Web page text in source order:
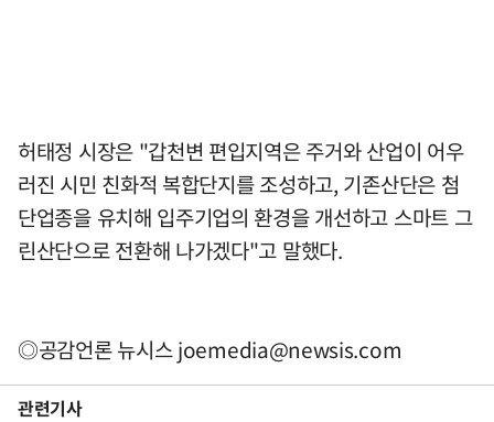
허태정 시장은 "갑천변 편입지역은 주거와 산업이 어우
러진 시민 친화적 복합단지를 조성하고, 기존산단은 첨
단업종을 유치해 입주기업의 환경을 개선하고 스마트 그
린산단으로 전환해 나가겠다"고 말했다.
◎공감언론 뉴시스joemedia@newsis.com
관련기사